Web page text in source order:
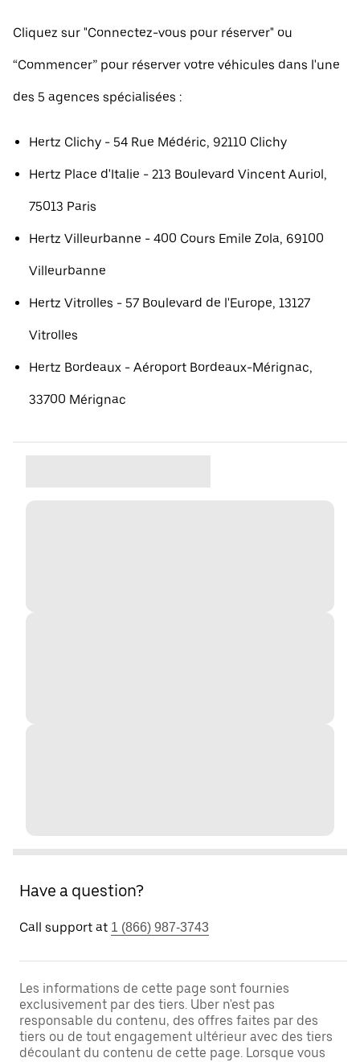
Cliquez sur "Connectez-vous pour réserver" ou
“Commencer” pour réserver votre véhicules dans l'une
des 5 agences spécialisées :
Hertz Clichy - 54 Rue Médéric, 92110 Clichy
Hertz Place d'Italie - 213 Boulevard Vincent Auriol,
75013 Paris
Hertz Villeurbanne - 400 Cours Emile Zola, 69100
Villeurbanne
Hertz Vitrolles - 57 Boulevard de l'Europe, 13127
Vitrolles
Hertz Bordeaux - Aéroport Bordeaux-Mérignac,
33700 Mérignac
Have a question?
Call support at 1 (866) 987-3743
Les informations de cette page sont fournies
exclusivement par des tiers. Uber n'est pas
responsable du contenu, des offres faites par des
tiers ou de tout engagement ultérieur avec des tiers
découlant du contenu de cette page. Lorsque vous